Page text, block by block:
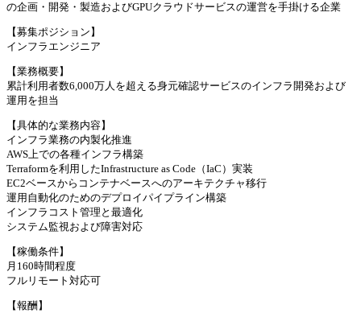
の企画・開発・製造およびGPUクラウドサービスの運営を手掛ける企業
【募集ポジション】
インフラエンジニア
【業務概要】
累計利用者数6,000万人を超える身元確認サービスのインフラ開発および
運用を担当
【具体的な業務内容】
インフラ業務の内製化推進
AWS上での各種インフラ構築
Terraformを利用したInfrastructure as Code（IaC）実装
EC2ベースからコンテナベースへのアーキテクチャ移行
運用自動化のためのデプロイパイプライン構築
インフラコスト管理と最適化
システム監視および障害対応
【稼働条件】
月160時間程度
フルリモート対応可
【報酬】